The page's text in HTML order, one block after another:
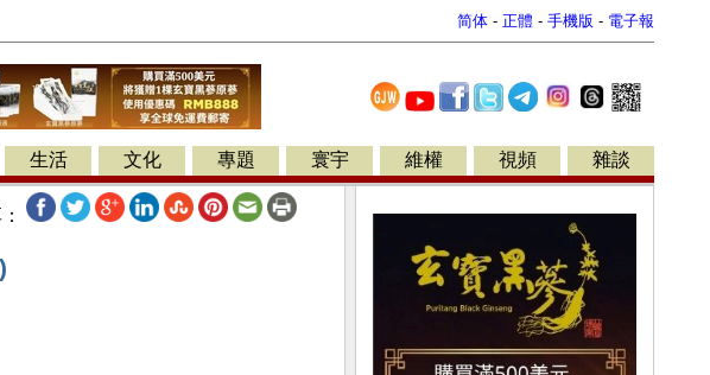
简体 - 正體 - 手機版 - 電子報
生活 文化 專題 寰宇 維權 視頻 雜談